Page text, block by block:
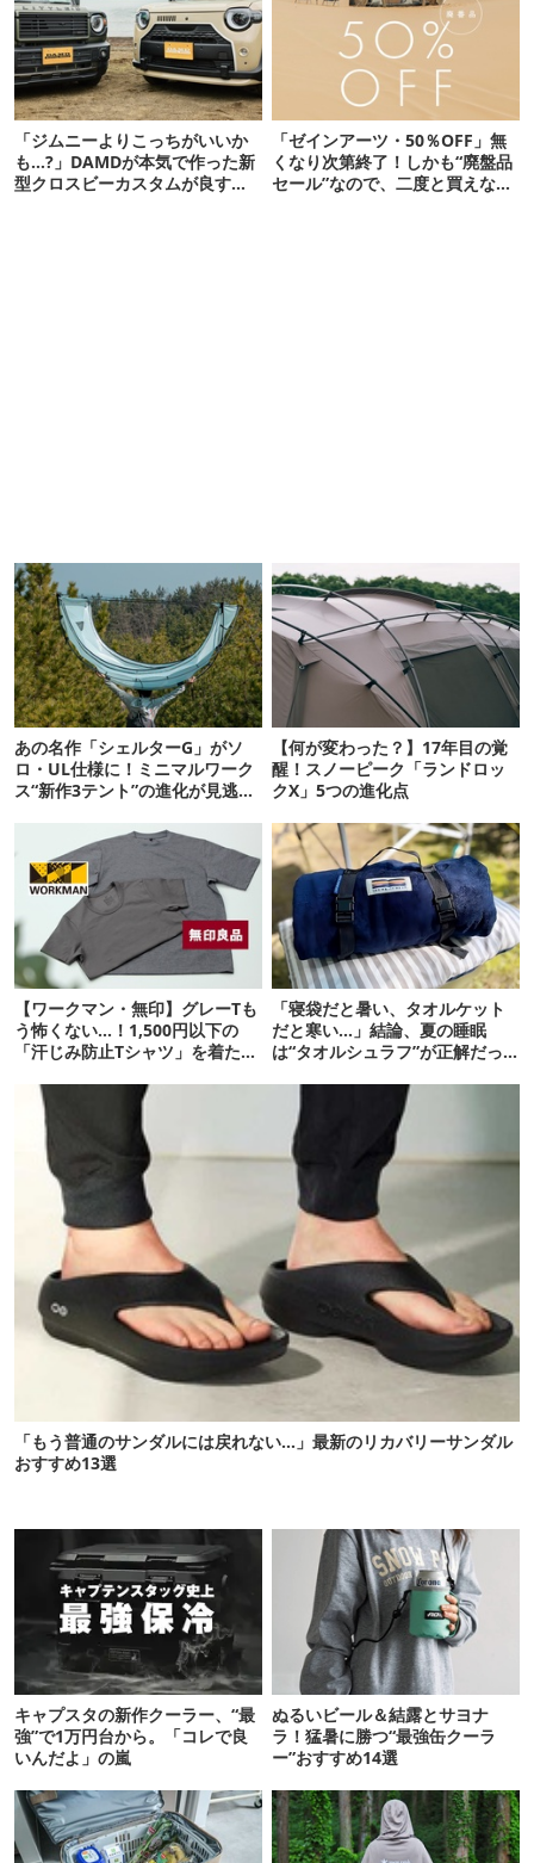
「ジムニーよりこっちがいいか
も…?」DAMDが本気で作った新
型クロスビーカスタムが良すぎ
「ゼインアーツ・50％OFF」無
くなり次第終了！しかも“廃盤品
セール”なので、二度と買えない
あの名作「シェルターG」がソ
ロ・UL仕様に！ミニマルワーク
ス“新作3テント”の進化が見逃せ
【何が変わった？】17年目の覚
醒！スノーピーク「ランドロッ
クX」5つの進化点
【ワークマン・無印】グレーTも
う怖くない…！1,500円以下の
「汗じみ防止Tシャツ」を着たら
「寝袋だと暑い、タオルケット
だと寒い…」結論、夏の睡眠
は“タオルシュラフ”が正解だっ
「もう普通のサンダルには戻れない…」最新のリカバリーサンダル
おすすめ13選
キャプスタの新作クーラー、“最
強”で1万円台から。「コレで良
いんだよ」の嵐
ぬるいビール＆結露とサヨナ
ラ！猛暑に勝つ“最強缶クーラ
ー”おすすめ14選